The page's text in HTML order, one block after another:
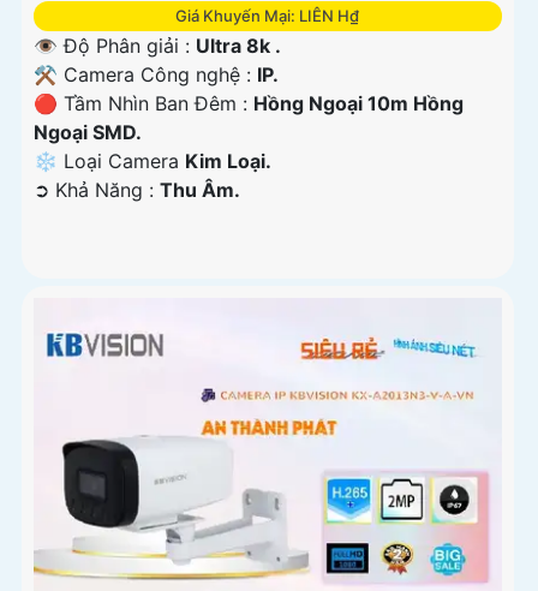
Giá Khuyến Mại: LIÊN H₫
👁 Độ Phân giải : Ultra 8k .
⚒ Camera Công nghệ : IP.
🔴 Tầm Nhìn Ban Đêm : Hồng Ngoại 10m Hồng
Ngoại SMD.
❄ Loại Camera Kim Loại.
️➲ Khả Năng : Thu Âm.